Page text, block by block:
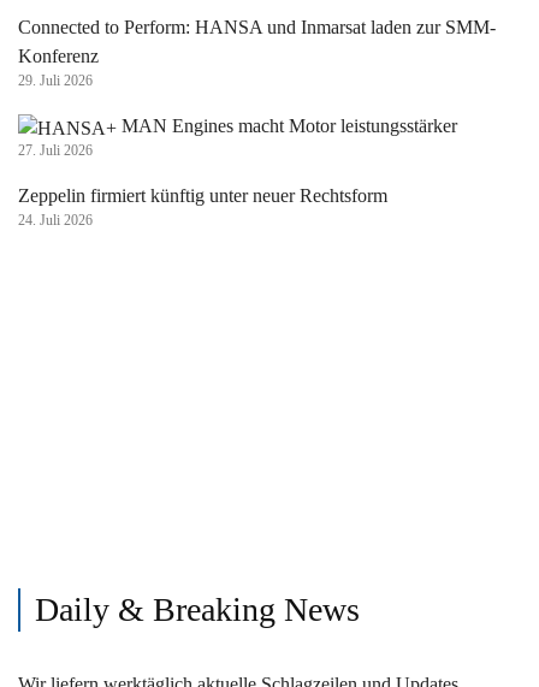
Connected to Perform: HANSA und Inmarsat laden zur SMM-
Konferenz
29. Juli 2026
MAN Engines macht Motor leistungsstärker
27. Juli 2026
Zeppelin firmiert künftig unter neuer Rechtsform
24. Juli 2026
Daily & Breaking News